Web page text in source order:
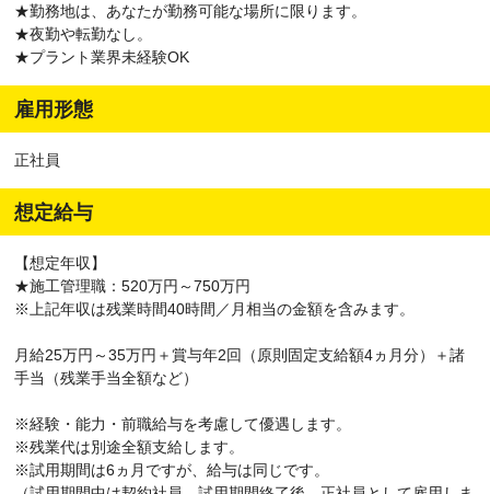
★勤務地は、あなたが勤務可能な場所に限ります。
★夜勤や転勤なし。
★プラント業界未経験OK
雇用形態
正社員
想定給与
【想定年収】
★施工管理職：520万円～750万円
※上記年収は残業時間40時間／月相当の金額を含みます。
月給25万円～35万円＋賞与年2回（原則固定支給額4ヵ月分）＋諸
手当（残業手当全額など）
※経験・能力・前職給与を考慮して優遇します。
※残業代は別途全額支給します。
※試用期間は6ヵ月ですが、給与は同じです。